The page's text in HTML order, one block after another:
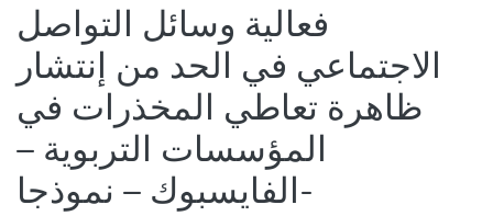
فعالية وسائل التواصل
الاجتماعي في الحد من إنتشار
ظاهرة تعاطي المخذرات في
المؤسسات التربوية –
الفايسبوك – نموذجا-